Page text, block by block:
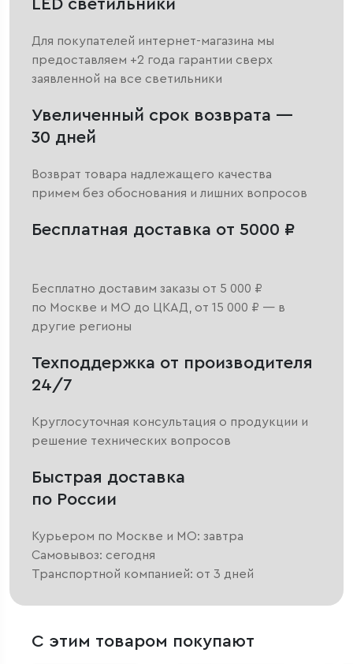
LED светильники
Для покупателей интернет-магазина мы
предоставляем +2 года гарантии сверх
заявленной на все светильники
Увеличенный срок возврата —
30 дней
Возврат товара надлежащего качества
примем без обоснования и лишних вопросов
Бесплатная доставка от 5000 ₽
Бесплатно доставим заказы от 5 000 ₽
по Москве и МО до ЦКАД, от 15 000 ₽ — в
другие регионы
Техподдержка от производителя
24/7
Круглосуточная консультация о продукции и
решение технических вопросов
Быстрая доставка
по России
Курьером по Москве и МО: завтра
Самовывоз: сегодня
Транспортной компанией: от 3 дней
С этим товаром покупают